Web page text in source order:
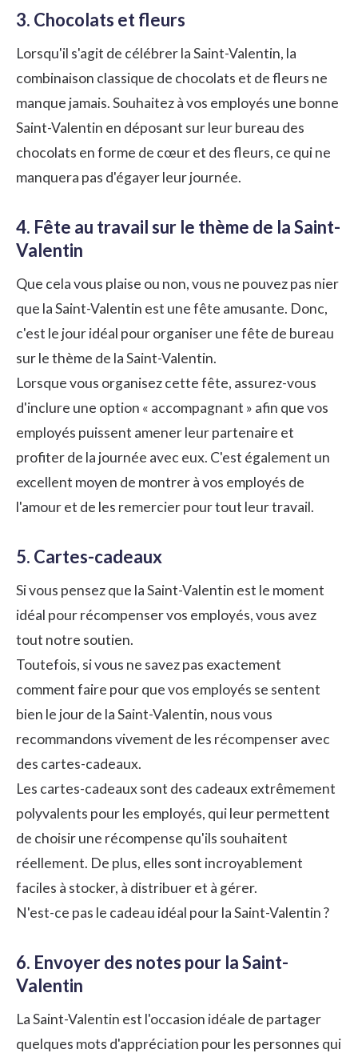
3. Chocolats et fleurs
Lorsqu'il s'agit de célébrer la Saint-Valentin, la
combinaison classique de chocolats et de fleurs ne
manque jamais. Souhaitez à vos employés une bonne
Saint-Valentin en déposant sur leur bureau des
chocolats en forme de cœur et des fleurs, ce qui ne
manquera pas d'égayer leur journée.
4. Fête au travail sur le thème de la Saint-
Valentin
Que cela vous plaise ou non, vous ne pouvez pas nier
que la Saint-Valentin est une fête amusante. Donc,
c'est le jour idéal pour organiser une fête de bureau
sur le thème de la Saint-Valentin.
Lorsque vous organisez cette fête, assurez-vous
d'inclure une option « accompagnant » afin que vos
employés puissent amener leur partenaire et
profiter de la journée avec eux. C'est également un
excellent moyen de montrer à vos employés de
l'amour et de les remercier pour tout leur travail.
5. Cartes-cadeaux
Si vous pensez que la Saint-Valentin est le moment
idéal pour récompenser vos employés, vous avez
tout notre soutien.
Toutefois, si vous ne savez pas exactement
comment faire pour que vos employés se sentent
bien le jour de la Saint-Valentin, nous vous
recommandons vivement de les récompenser avec
des cartes-cadeaux.
Les cartes-cadeauxsont des cadeaux extrêmement
polyvalents pour les employés, qui leur permettent
de choisir une récompense qu'ils souhaitent
réellement. De plus, elles sont incroyablement
faciles à stocker, à distribuer et à gérer.
N'est-ce pas le cadeau idéal pour la Saint-Valentin ?
6. Envoyer des notes pour la Saint-
Valentin
La Saint-Valentin est l'occasion idéale de partager
quelques mots d'appréciation pour les personnes qui